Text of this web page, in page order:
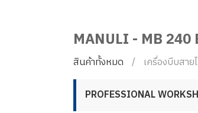
MANULI - MB 240
สินค้าทั้งหมด เครื่องบีบสา
PROFESSIONAL